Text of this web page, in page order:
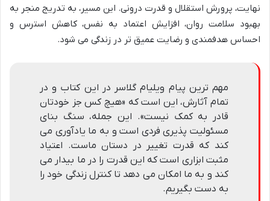
نهایت، پرورش استقلال و قدرت درونی. این مسیر، به تدریج منجر به
بهبود سلامت روان، افزایش اعتماد به نفس، کاهش استرس و
احساس هدفمندی و رضایت عمیق تر در زندگی می شود.
مهم ترین پیام ویلیام گلاسر در این کتاب و در
تمام آثارش، این است که «هیچ کس جز خودتان
قادر به کمک نیست». این جمله، سنگ بنای
مسئولیت پذیری فردی است و به ما یادآوری می
کند که قدرت تغییر در دستان ماست. اعتیاد
مثبت ابزاری است که این قدرت را در ما بیدار می
کند و به ما امکان می دهد تا کنترل زندگی خود را
به دست بگیریم.